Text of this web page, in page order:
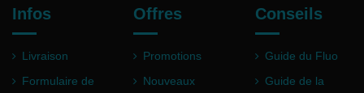
Infos
Livraison
Formulaire de
Offres
Promotions
Nouveaux
Conseils
Guide du Fluo
Guide de la